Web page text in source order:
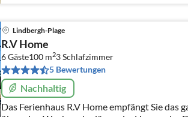
Lindbergh-Plage
R.V Home
6 Gäste100 m23Schlafzimmer
5 Bewertungen
Nachhaltig
Das Ferienhaus R.V Home empfängt Sie das